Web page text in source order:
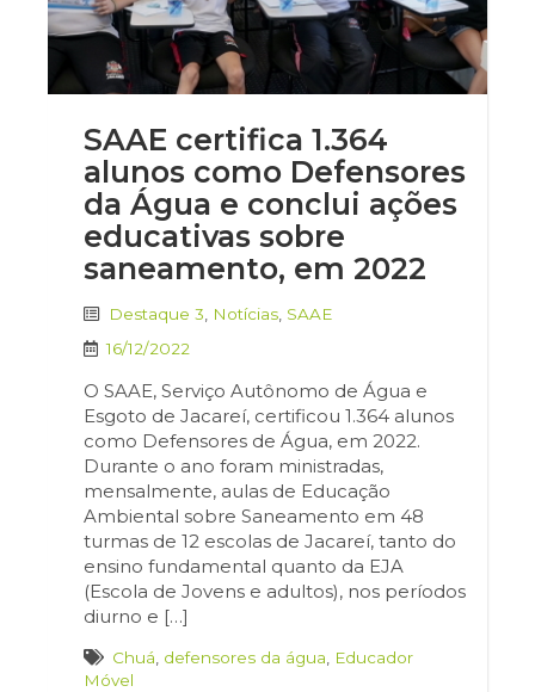
SAAE certifica 1.364
alunos como Defensores
da Água e conclui ações
educativas sobre
saneamento, em 2022
Destaque 3 Notícias SAAE
16/12/2022
O SAAE, Serviço Autônomo de Água e
Esgoto de Jacareí, certificou 1.364 alunos
como Defensores de Água, em 2022.
Durante o ano foram ministradas,
mensalmente, aulas de Educação
Ambiental sobre Saneamento em 48
turmas de 12 escolas de Jacareí, tanto do
ensino fundamental quanto da EJA
(Escola de Jovens e adultos), nos períodos
diurno e […]
Chuá defensores da água
Educador
Móvel